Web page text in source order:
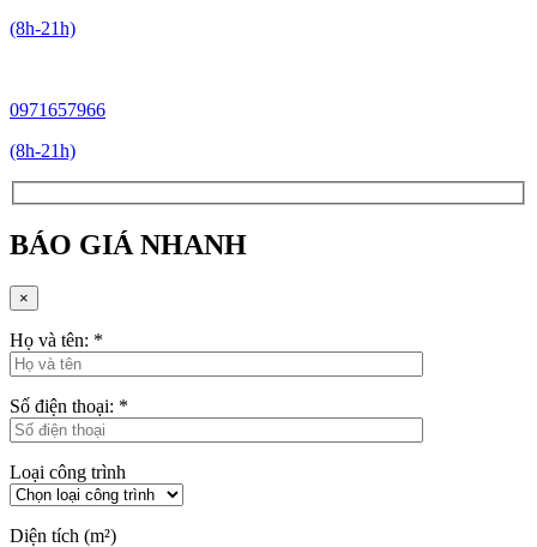
(8h-21h)
0971657966
(8h-21h)
BÁO GIÁ NHANH
×
Họ và tên: *
Số điện thoại: *
Loại công trình
Diện tích (m²)